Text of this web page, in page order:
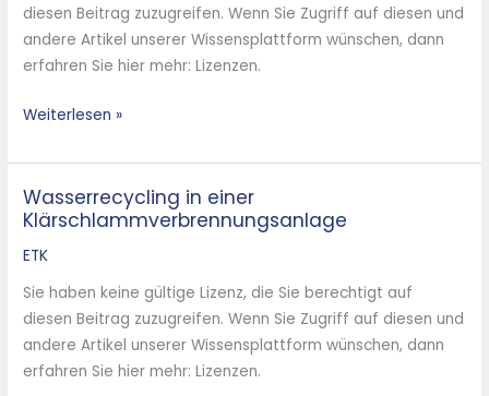
diesen Beitrag zuzugreifen. Wenn Sie Zugriff auf diesen und
andere Artikel unserer Wissensplattform wünschen, dann
erfahren Sie hier mehr: Lizenzen.
Weiterlesen »
Wasserrecycling in einer
Klärschlammverbrennungsanlage
ETK
Sie haben keine gültige Lizenz, die Sie berechtigt auf
diesen Beitrag zuzugreifen. Wenn Sie Zugriff auf diesen und
andere Artikel unserer Wissensplattform wünschen, dann
erfahren Sie hier mehr: Lizenzen.
Wasserrecycling
in
einer